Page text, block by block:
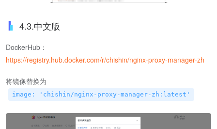
4.3.中文版
DockerHub：
https://registry.hub.docker.com/r/chishin/nginx-proxy-manager-zh
将镜像替换为
image: 'chishin/nginx-proxy-manager-zh:latest'